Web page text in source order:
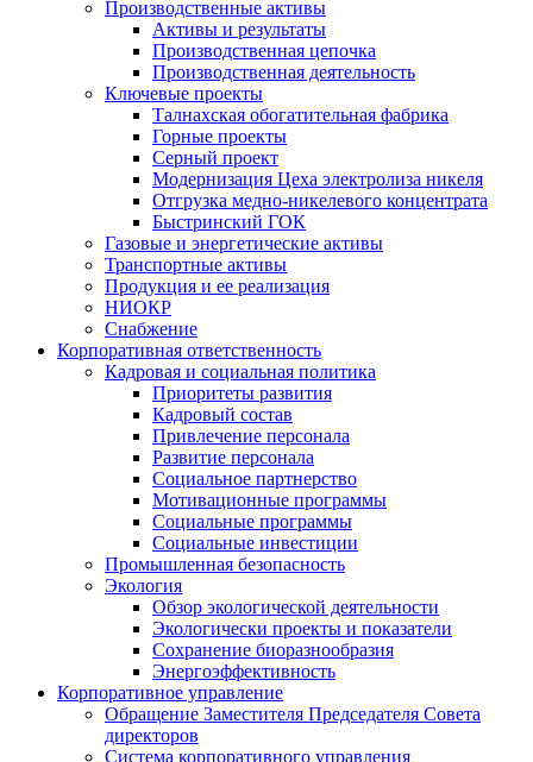
Производственные активы
Активы и результаты
Производственная цепочка
Производственная деятельность
Ключевые проекты
Талнахская обогатительная фабрика
Горные проекты
Серный проект
Модернизация Цеха электролиза никеля
Отгрузка медно-никелевого концентрата
Быстринский ГОК
Газовые и энергетические активы
Транспортные активы
Продукция и ее реализация
НИОКР
Снабжение
Корпоративная ответственность
Кадровая и социальная политика
Приоритеты развития
Кадровый состав
Привлечение персонала
Развитие персонала
Социальное партнерство
Мотивационные программы
Социальные программы
Социальные инвестиции
Промышленная безопасность
Экология
Обзор экологической деятельности
Экологически проекты и показатели
Сохранение биоразнообразия
Энергоэффективность
Корпоративное управление
Обращение Заместителя Председателя Совета
директоров
Система корпоративного управления